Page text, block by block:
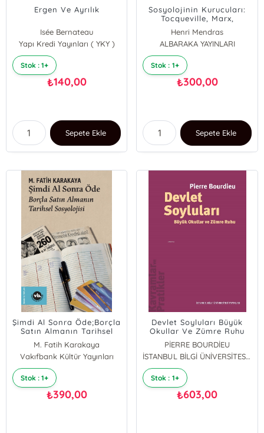
Ergen Ve Ayrılık
Isée Bernateau
Yapı Kredi Yayınları ( YKY )
Stok : 1+
₺140,00
Sepete Ekle
Sosyolojinin Kurucuları:
Tocqueville, Marx,
Durkheim, Weber
Henri Mendras
ALBARAKA YAYINLARI
Stok : 1+
₺300,00
Sepete Ekle
Şimdi Al Sonra Öde;Borçla
Satın Almanın Tarihsel
Sosyolojisi
M. Fatih Karakaya
Vakıfbank Kültür Yayınları
Stok : 1+
₺390,00
Devlet Soyluları Büyük
Okullar Ve Zümre Ruhu
PİERRE BOURDİEU
İSTANBUL BİLGİ ÜNİVERSİTESİ YAYINLARI
Stok : 1+
₺603,00